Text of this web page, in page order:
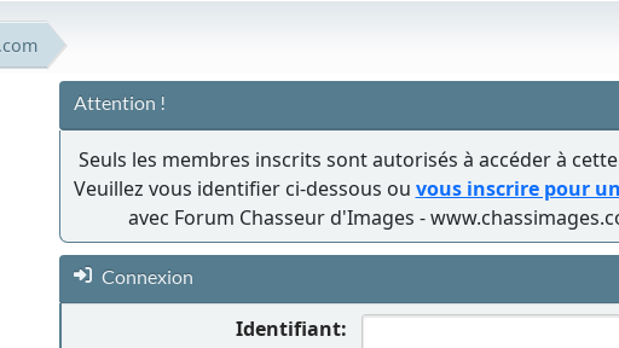
Attention !
Seuls les membres inscrits sont autorisés à accéder à
Veuillez vous identifier ci-dessous ou vous inscrire pour
avec Forum Chasseur d'Images -
Connexion
Identifiant: